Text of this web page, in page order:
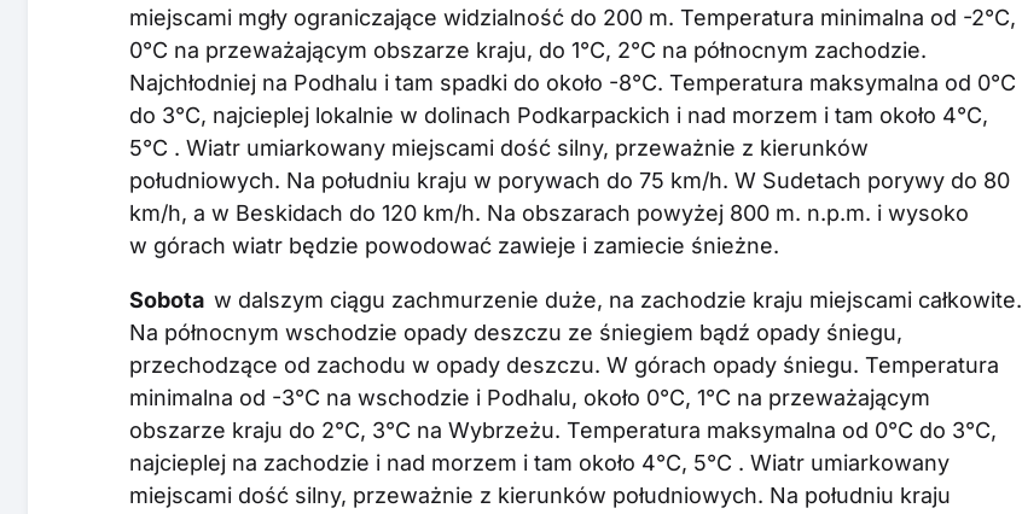
miejscami mgły ograniczające widzialność do 200 m. Temperatura minimalna od -2°C,
0°C na przeważającym obszarze kraju, do 1°C, 2°C na północnym zachodzie.
Najchłodniej na Podhalu i tam spadki do około -8°C. Temperatura maksymalna od 0°C
do 3°C, najcieplej lokalnie w dolinach Podkarpackich i nad morzem i tam około 4°C,
5°C . Wiatr umiarkowany miejscami dość silny, przeważnie z kierunków
południowych. Na południu kraju w porywach do 75 km/h. W Sudetach porywy do 80
km/h, a w Beskidach do 120 km/h. Na obszarach powyżej 800 m. n.p.m. i wysoko
w górach wiatr będzie powodować zawieje i zamiecie śnieżne.
Sobotaw dalszym ciągu zachmurzenie duże, na zachodzie kraju miejscami całkowite.
Na północnym wschodzie opady deszczu ze śniegiem bądź opady śniegu,
przechodzące od zachodu w opady deszczu. W górach opady śniegu. Temperatura
minimalna od -3°C na wschodzie i Podhalu, około 0°C, 1°C na przeważającym
obszarze kraju do 2°C, 3°C na Wybrzeżu. Temperatura maksymalna od 0°C do 3°C,
najcieplej na zachodzie i nad morzem i tam około 4°C, 5°C . Wiatr umiarkowany
miejscami dość silny, przeważnie z kierunków południowych. Na południu kraju